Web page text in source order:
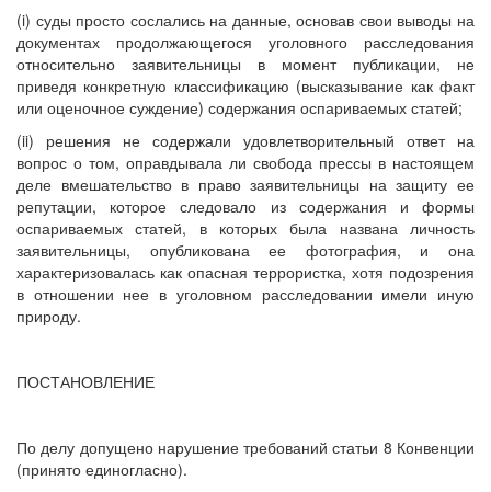
(i) суды просто сослались на данные, основав свои выводы на
документах продолжающегося уголовного расследования
относительно заявительницы в момент публикации, не
приведя конкретную классификацию (высказывание как факт
или оценочное суждение) содержания оспариваемых статей;
(ii) решения не содержали удовлетворительный ответ на
вопрос о том, оправдывала ли свобода прессы в настоящем
деле вмешательство в право заявительницы на защиту ее
репутации, которое следовало из содержания и формы
оспариваемых статей, в которых была названа личность
заявительницы, опубликована ее фотография, и она
характеризовалась как опасная террористка, хотя подозрения
в отношении нее в уголовном расследовании имели иную
природу.
ПОСТАНОВЛЕНИЕ
По делу допущено нарушение требований статьи 8 Конвенции
(принято единогласно).